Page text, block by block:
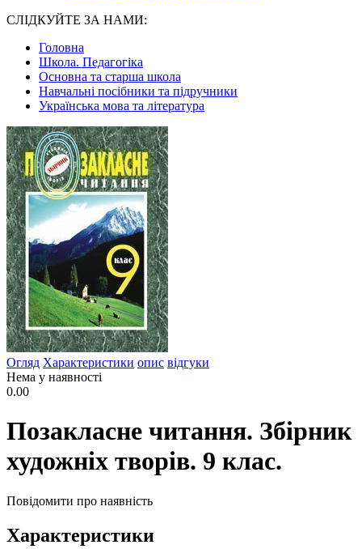
СЛІДКУЙТЕ ЗА НАМИ:
Головна
Школа. Педагогіка
Основна та старша школа
Навчальні посібники та підручники
Українська мова та література
Огляд Характеристики опис відгуки
Нема у наявності
0.00
Позакласне читання. Збірник
художніх творів. 9 клас.
Повідомити про наявність
Характеристики